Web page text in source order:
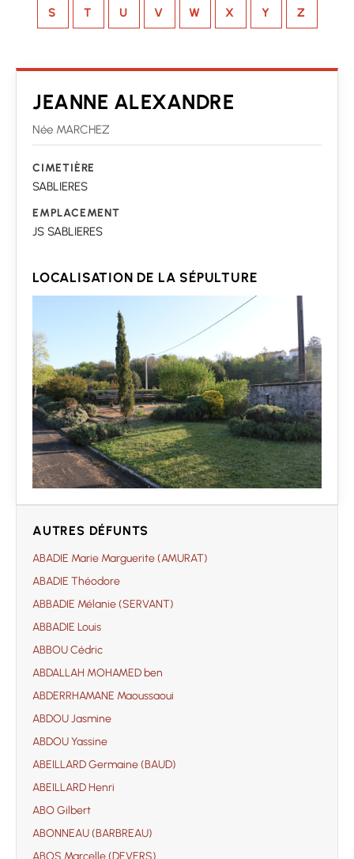
S T U V W X Y Z
JEANNE ALEXANDRE
Née MARCHEZ
CIMETIÈRE
SABLIERES
EMPLACEMENT
JS SABLIERES
LOCALISATION DE LA SÉPULTURE
AUTRES DÉFUNTS
ABADIE Marie Marguerite (AMURAT)
ABADIE Théodore
ABBADIE Mélanie (SERVANT)
ABBADIE Louis
ABBOU Cédric
ABDALLAH MOHAMED ben
ABDERRHAMANE Maoussaoui
ABDOU Jasmine
ABDOU Yassine
ABEILLARD Germaine (BAUD)
ABEILLARD Henri
ABO Gilbert
ABONNEAU (BARBREAU)
ABOS Marcelle (DEVERS)